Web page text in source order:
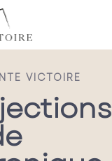
VICTOIRE